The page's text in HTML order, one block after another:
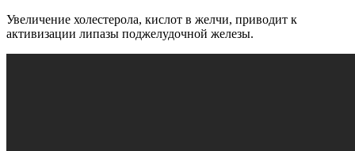
Увеличение холестерола, кислот в желчи, приводит к
активизации липазы поджелудочной железы.